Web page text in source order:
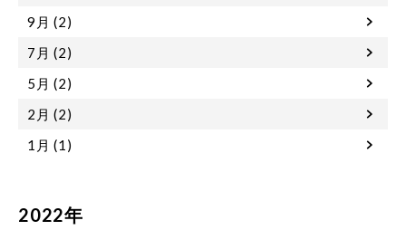
9月 (2)
7月 (2)
5月 (2)
2月 (2)
1月 (1)
2022年